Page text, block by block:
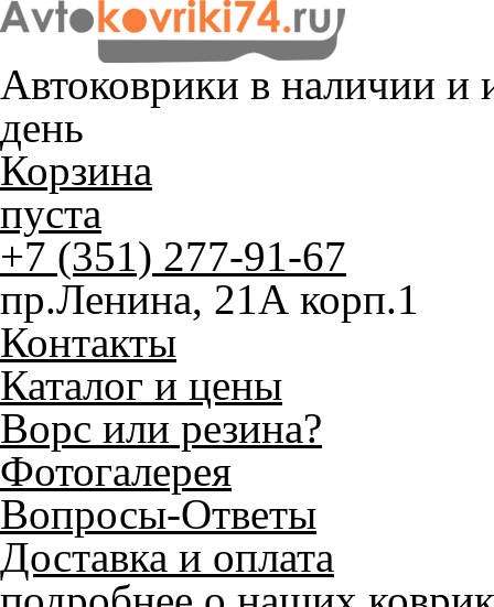
Автоковрики в наличии и
день
Корзина
пуста
+7 (351) 277-91-67
пр.Ленина, 21А корп.1
Контакты
Каталог и цены
Ворс или резина?
Фотогалерея
Вопросы-Ответы
Доставка и оплата